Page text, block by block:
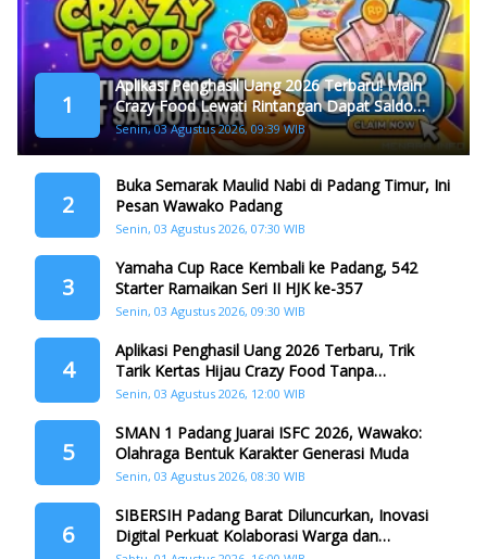
1
Aplikasi Penghasil Uang 2026 Terbaru! Main
Crazy Food Lewati Rintangan Dapat Saldo
Dana
Senin, 03 Agustus 2026, 09:39 WIB
2
Buka Semarak Maulid Nabi di Padang Timur, Ini
Pesan Wawako Padang
Senin, 03 Agustus 2026, 07:30 WIB
3
Yamaha Cup Race Kembali ke Padang, 542
Starter Ramaikan Seri II HJK ke-357
Senin, 03 Agustus 2026, 09:30 WIB
4
Aplikasi Penghasil Uang 2026 Terbaru, Trik
Tarik Kertas Hijau Crazy Food Tanpa
Penggandaan
Senin, 03 Agustus 2026, 12:00 WIB
5
SMAN 1 Padang Juarai ISFC 2026, Wawako:
Olahraga Bentuk Karakter Generasi Muda
Senin, 03 Agustus 2026, 08:30 WIB
6
SIBERSIH Padang Barat Diluncurkan, Inovasi
Digital Perkuat Kolaborasi Warga dan